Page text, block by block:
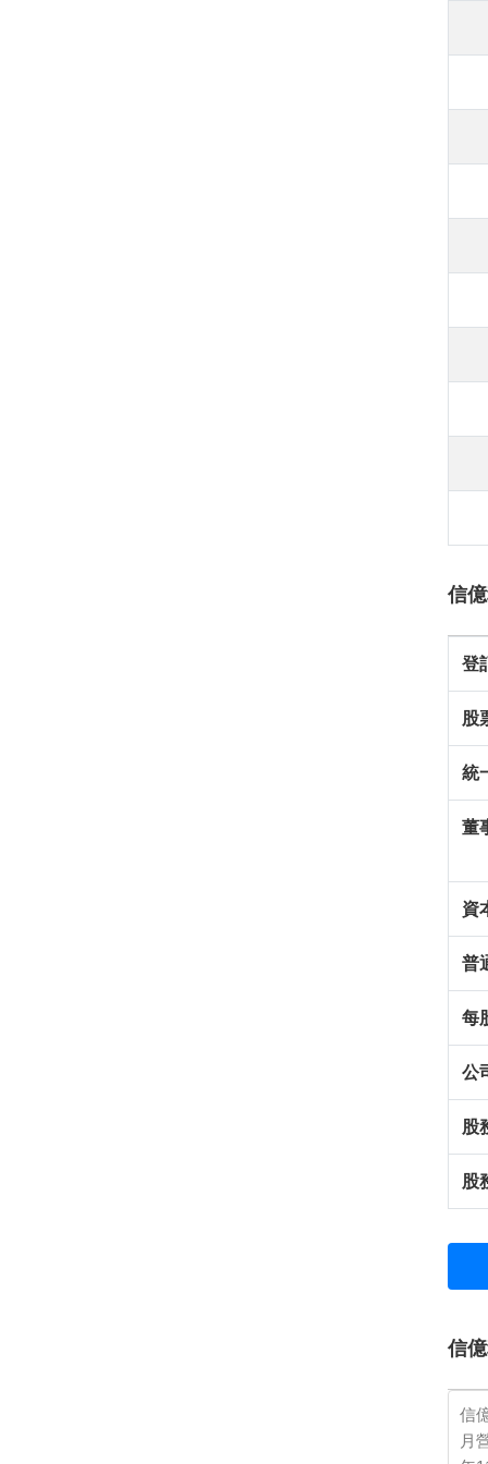
信
登
股
統
董
資
普
每
公
股
股
信
信
月